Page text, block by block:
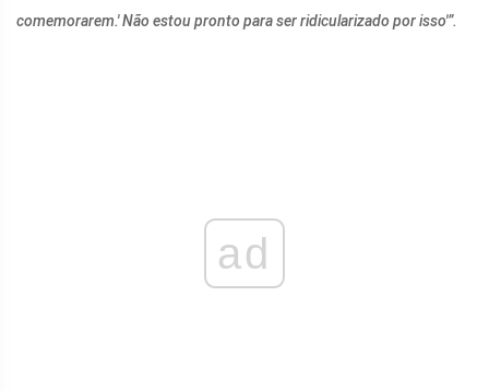
comemorarem.' Não estou pronto para ser ridicularizado por isso'”.
ad